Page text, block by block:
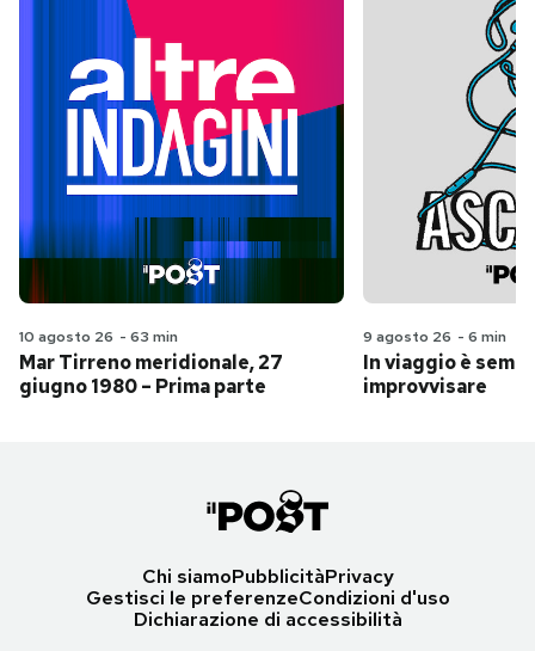
10 agosto 26 - 63 min
Mar Tirreno meridionale, 27
giugno 1980 – Prima parte
9 agosto 26 - 6 min
In viaggio è
improvvisare
Chi siamoPubblicitàPrivacy
Gestisci le preferenzeCondizioni d'uso
Dichiarazione di accessibilità